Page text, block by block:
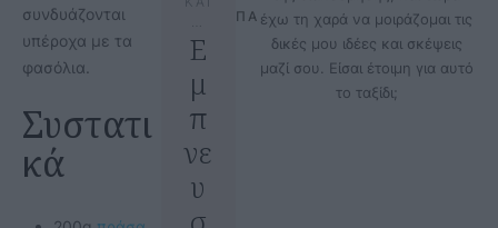
συνδυάζονται
υπέροχα με τα
φασόλια.
Συστατι
κά
…
Ε
μ
π
νε
υ
ΠΑ έχω τη χαρά να μοιράζομαι τις
δικές μου ιδέες και σκέψεις
μαζί σου. Είσαι έτοιμη για αυτό
το ταξίδι;